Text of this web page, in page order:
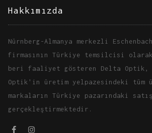
Hakkımızda
Nürnberg-Almanya merkezli
firmasının Türkiye temsilcisi olarak
beri faaliyet gösteren Delta Optik,
Optik'in üretim yelpazesindeki tüm
markaların Türkiye pazarındaki
gerçekleştirmektedir.